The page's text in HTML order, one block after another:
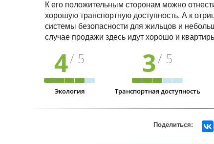
К его положительным сторонам можно
хорошую транспортную доступность. А к
системы безопасности для жильцов и
случае продажи здесь идут хорошо и
4/ 5
Экология
3/ 5
Транспортная доступность